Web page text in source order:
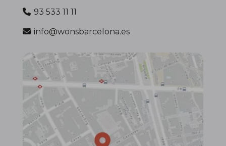
93 533 11 11
info@wonsbarcelona.es